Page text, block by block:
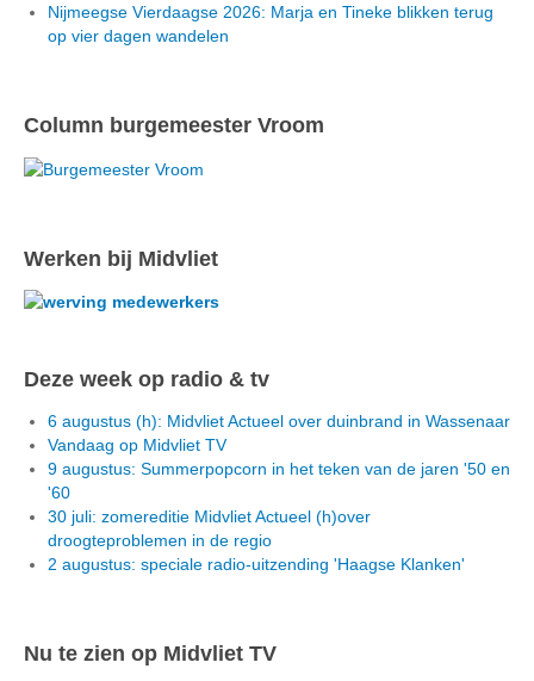
Nijmeegse Vierdaagse 2026: Marja en Tineke blikken terug
op vier dagen wandelen
Column burgemeester Vroom
Werken bij Midvliet
Deze week op radio & tv
6 augustus (h): Midvliet Actueel over duinbrand in Wassenaar
Vandaag op Midvliet TV
9 augustus: Summerpopcorn in het teken van de jaren '50 en
'60
30 juli: zomereditie Midvliet Actueel (h)over
droogteproblemen in de regio
2 augustus: speciale radio-uitzending 'Haagse Klanken'
Nu te zien op Midvliet TV